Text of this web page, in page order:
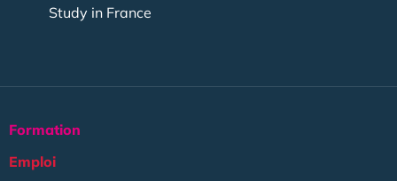
Study in France
Formation
Emploi